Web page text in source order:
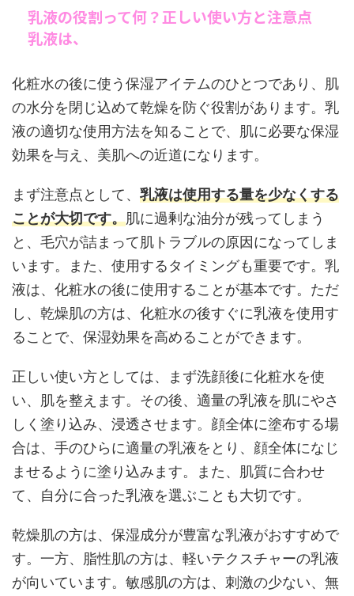
乳液の役割って何？正しい使い方と注意点
乳液は、
化粧水の後に使う保湿アイテムのひとつであり、肌
の水分を閉じ込めて乾燥を防ぐ役割があります。乳
液の適切な使用方法を知ることで、肌に必要な保湿
効果を与え、美肌への近道になります。
まず注意点として、 乳液は使用する量を少なくする
ことが大切です。肌に過剰な油分が残ってしまう
と、毛穴が詰まって肌トラブルの原因になってしま
います。また、使用するタイミングも重要です。乳
液は、化粧水の後に使用することが基本です。ただ
し、乾燥肌の方は、化粧水の後すぐに乳液を使用す
ることで、保湿効果を高めることができます。
正しい使い方としては、まず洗顔後に化粧水を使
い、肌を整えます。その後、適量の乳液を肌にやさ
しく塗り込み、浸透させます。顔全体に塗布する場
合は、手のひらに適量の乳液をとり、顔全体になじ
ませるように塗り込みます。また、肌質に合わせ
て、自分に合った乳液を選ぶことも大切です。
乾燥肌の方は、保湿成分が豊富な乳液がおすすめで
す。一方、脂性肌の方は、軽いテクスチャーの乳液
が向いています。敏感肌の方は、刺激の少ない、無